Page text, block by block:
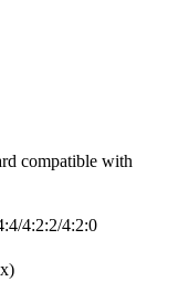
compatible with
4:2:2/4:2:0